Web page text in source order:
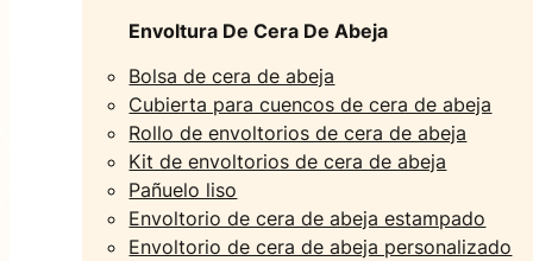
Envoltura De Cera De Abeja
Bolsa de cera de abeja
Cubierta para cuencos de cera de abeja
Rollo de envoltorios de cera de abeja
Kit de envoltorios de cera de abeja
Pañuelo liso
Envoltorio de cera de abeja estampado
Envoltorio de cera de abeja personalizado